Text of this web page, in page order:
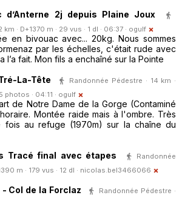
d’Anterne 2j depuis Plaine Joux
· D+1370 m · 29 vus · 1 dl · 06:37 · ogulf
en bivouac avec... 20kg. Nous sommes
par les échelles, c'était rude avec
l’a fait. Mon fils a enchaîné sur la Pointe
La-Tête
Randonnée Pédestre · 14 km ·
photos · 04:11 · ogulf
de Notre Dame de la Gorge (Contaminé
Montée raide mais à l'ombre. Très
fois au refuge (1970m) sur la chaîne du
Tracé final avec étapes
Randonnée
m · 179 vus · 12 dl · nicolas.bel3466066
Col de la Forclaz
Randonnée Pédestre ·